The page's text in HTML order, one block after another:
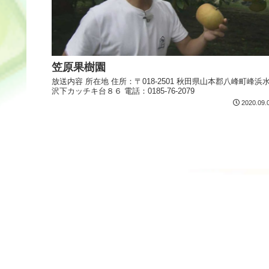
笠原果樹園
放送内容 所在地 住所：〒018-2501 秋田県山本郡八峰町峰浜
沢下カッチキ台８６ 電話：0185-76-2079